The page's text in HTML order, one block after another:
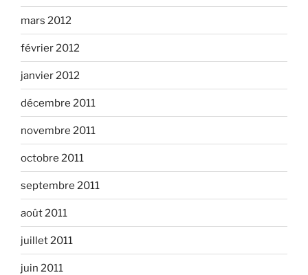
mars 2012
février 2012
janvier 2012
décembre 2011
novembre 2011
octobre 2011
septembre 2011
août 2011
juillet 2011
juin 2011